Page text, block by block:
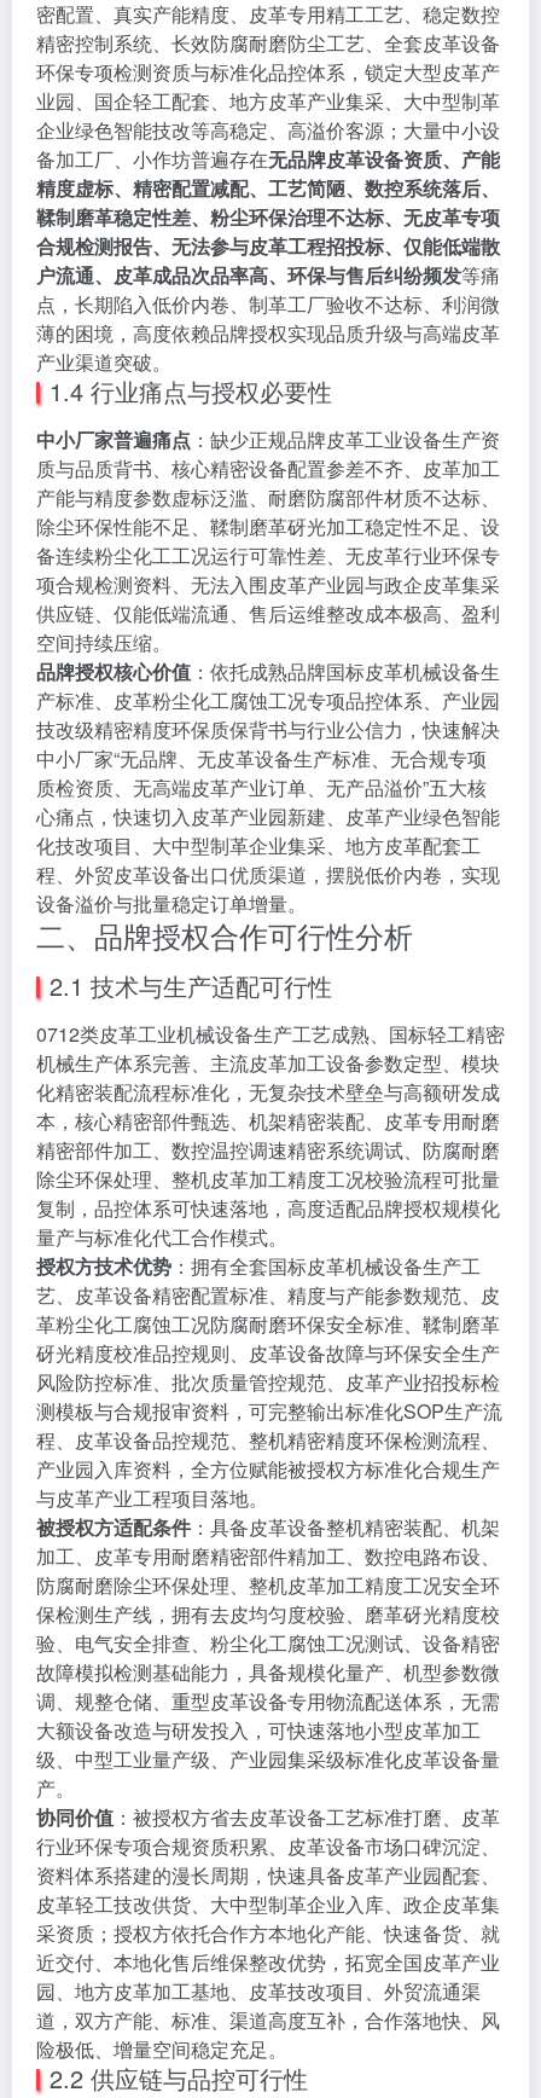
密配置、真实产能精度、皮革专用精工工艺、稳定数控
精密控制系统、长效防腐耐磨防尘工艺、全套皮革设备
环保专项检测资质与标准化品控体系，锁定大型皮革产
业园、国企轻工配套、地方皮革产业集采、大中型制革
企业绿色智能技改等高稳定、高溢价客源；大量中小设
备加工厂、小作坊普遍存在无品牌皮革设备资质、产能
精度虚标、精密配置减配、工艺简陋、数控系统落后、
鞣制磨革稳定性差、粉尘环保治理不达标、无皮革专项
合规检测报告、无法参与皮革工程招投标、仅能低端散
户流通、皮革成品次品率高、环保与售后纠纷频发等痛
点，长期陷入低价内卷、制革工厂验收不达标、利润微
薄的困境，高度依赖品牌授权实现品质升级与高端皮革
产业渠道突破。
1.4 行业痛点与授权必要性
中小厂家普遍痛点 ：缺少正规品牌皮革工业设备生产资
质与品质背书、核心精密设备配置参差不齐、皮革加工
产能与精度参数虚标泛滥、耐磨防腐部件材质不达标、
除尘环保性能不足、鞣制磨革砑光加工稳定性不足、设
备连续粉尘化工工况运行可靠性差、无皮革行业环保专
项合规检测资料、无法入围皮革产业园与政企皮革集采
供应链、仅能低端流通、售后运维整改成本极高、盈利
空间持续压缩。
品牌授权核心价值 ：依托成熟品牌国标皮革机械设备生
产标准、皮革粉尘化工腐蚀工况专项品控体系、产业园
技改级精密精度环保质保背书与行业公信力，快速解决
中小厂家“无品牌、无皮革设备生产标准、无合规专项
质检资质、无高端皮革产业订单、无产品溢价”五大核
心痛点，快速切入皮革产业园新建、皮革产业绿色智能
化技改项目、大中型制革企业集采、地方皮革配套工
程、外贸皮革设备出口优质渠道，摆脱低价内卷，实现
设备溢价与批量稳定订单增量。
二、品牌授权合作可行性分析
2.1 技术与生产适配可行性
0712类皮革工业机械设备生产工艺成熟、国标轻工精密
机械生产体系完善、主流皮革加工设备参数定型、模块
化精密装配流程标准化，无复杂技术壁垒与高额研发成
本，核心精密部件甄选、机架精密装配、皮革专用耐磨
精密部件加工、数控温控调速精密系统调试、防腐耐磨
除尘环保处理、整机皮革加工精度工况校验流程可批量
复制，品控体系可快速落地，高度适配品牌授权规模化
量产与标准化代工合作模式。
授权方技术优势 ：拥有全套国标皮革机械设备生产工
艺、皮革设备精密配置标准、精度与产能参数规范、皮
革粉尘化工腐蚀工况防腐耐磨环保安全标准、鞣制磨革
砑光精度校准品控规则、皮革设备故障与环保安全生产
风险防控标准、批次质量管控规范、皮革产业招投标检
测模板与合规报审资料，可完整输出标准化SOP生产流
程、皮革设备品控规范、整机精密精度环保检测流程、
产业园入库资料，全方位赋能被授权方标准化合规生产
与皮革产业工程项目落地。
被授权方适配条件 ：具备皮革设备整机精密装配、机架
加工、皮革专用耐磨精密部件精加工、数控电路布设、
防腐耐磨除尘环保处理、整机皮革加工精度工况安全环
保检测生产线，拥有去皮均匀度校验、磨革砑光精度校
验、电气安全排查、粉尘化工腐蚀工况测试、设备精密
故障模拟检测基础能力，具备规模化量产、机型参数微
调、规整仓储、重型皮革设备专用物流配送体系，无需
大额设备改造与研发投入，可快速落地小型皮革加工
级、中型工业量产级、产业园集采级标准化皮革设备量
产。
协同价值 ：被授权方省去皮革设备工艺标准打磨、皮革
行业环保专项合规资质积累、皮革设备市场口碑沉淀、
资料体系搭建的漫长周期，快速具备皮革产业园配套、
皮革轻工技改供货、大中型制革企业入库、政企皮革集
采资质；授权方依托合作方本地化产能、快速备货、就
近交付、本地化售后维保整改优势，拓宽全国皮革产业
园、地方皮革加工基地、皮革技改项目、外贸流通渠
道，双方产能、标准、渠道高度互补，合作落地快、风
险极低、增量空间稳定充足。
2.2 供应链与品控可行性